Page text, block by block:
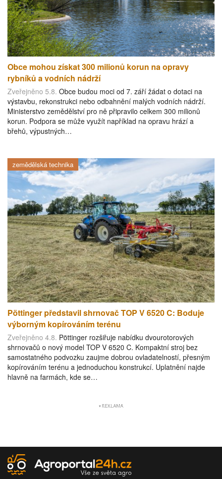
Obce mohou získat 300 milionů korun na opravy
rybníků a vodních nádrží
Zveřejněno 5.8. Obce budou moci od 7. září žádat o dotaci na
výstavbu, rekonstrukci nebo odbahnění malých vodních nádrží.
Ministerstvo zemědělství pro ně připravilo celkem 300 milionů
korun. Podpora se může využít například na opravu hrází a
břehů, výpustných…
zemědělská technika
Pöttinger představil shrnovač TOP V 6520 C: Boduje
výborným kopírováním terénu
Zveřejněno 4.8. Pöttinger rozšiřuje nabídku dvourotorových
shrnovačů o nový model TOP V 6520 C. Kompaktní stroj bez
samostatného podvozku zaujme dobrou ovladatelností, přesným
kopírováním terénu a jednoduchou konstrukcí. Uplatnění najde
hlavně na farmách, kde se…